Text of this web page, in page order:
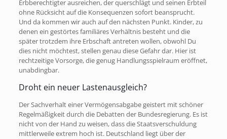
Erbberechtigter ausreichen, der querschlägt und seinen Erbteil
ohne Rücksicht auf die Konsequenzen sofort beansprucht.
Und da kommen wir auch auf den nächsten Punkt. Kinder, zu
denen ein gestörtes familiäres Verhältnis besteht und die
später trotzdem ihre Erbschaft antreten wollen, obwohl Du
dies nicht möchtest, stellen genau diese Gefahr dar. Hier ist
rechtzeitige Vorsorge, die genug Handlungsspielraum eröffnet,
unabdingbar.
Droht ein neuer Lastenausgleich?
Der Sachverhalt einer Vermögensabgabe geistert mit schöner
Regelmäßigkeit durch die Debatten der Bundesregierung. Es ist
nicht von der Hand zu weisen, dass die Staatsverschuldung
mittlerweile extrem hoch ist. Deutschland liegt über der